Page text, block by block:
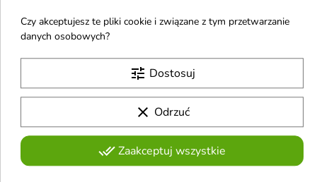

feedSKIN łagodzący
Eliksir do twarzy z
Wąkrotką azjatycką 30
feedSKIN Żel do mycia
twarzy z Wąkrotką
azjatycką 300 ml
Czy akceptujesz te pliki cookie i związane z tym przetwarzanie
danych osobowych?
tune Dostosuj
clear Odrzuć
done_allZaakceptuj wszystkie